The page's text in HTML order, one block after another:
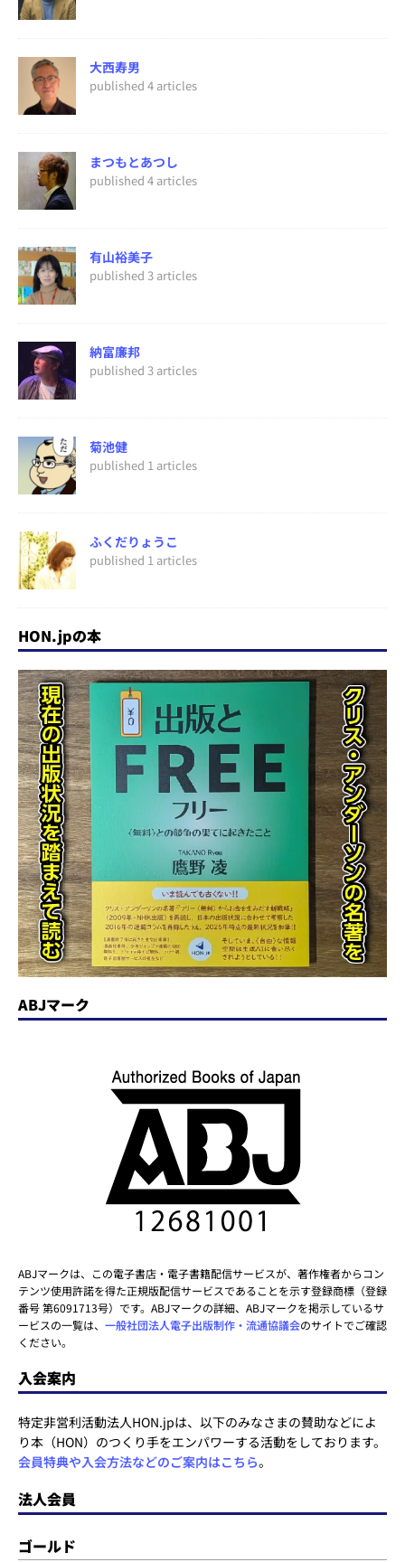
大西寿男
published 4 articles
まつもとあつし
published 4 articles
有山裕美子
published 3 articles
納富廉邦
published 3 articles
菊池健
published 1 articles
ふくだりょうこ
published 1 articles
HON.jpの本
ABJマーク
ABJマークは、この電子書店・電子書籍配信サービスが、著作権者からコン
テンツ使用許諾を得た正規版配信サービスであることを示す登録商標（登録
番号 第6091713号）です。ABJマークの詳細、ABJマークを掲示しているサ
ービスの一覧は、 一般社団法人電子出版制作・流通協議会のサイトでご確認
ください。
入会案内
特定非営利活動法人HON.jpは、以下のみなさまの賛助などによ
り本（HON）のつくり手をエンパワーする活動をしております。
会員特典や入会方法などのご案内はこちら。
法人会員
ゴールド